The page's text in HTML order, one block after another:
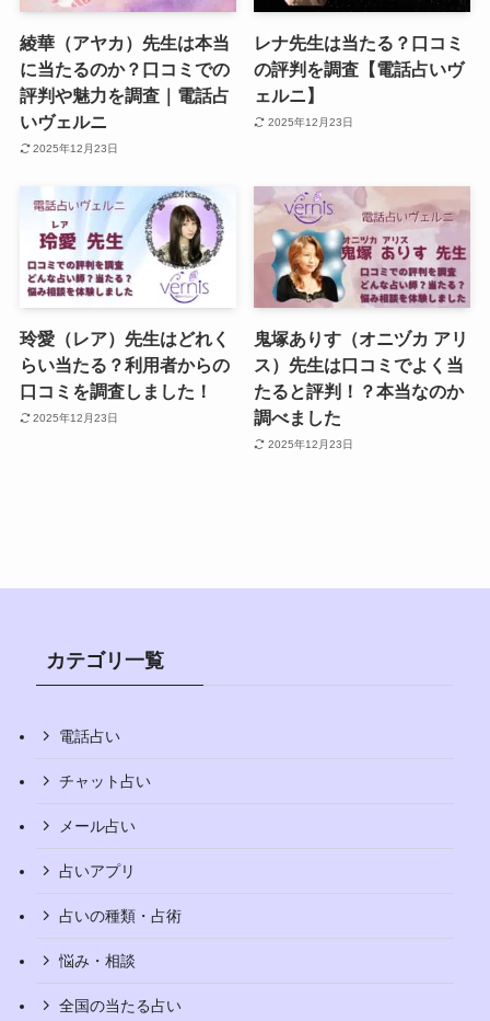
綾華（アヤカ）先生は本当
に当たるのか？口コミでの
評判や魅力を調査｜電話占
いヴェルニ
2025年12月23日
レナ先生は当たる？口コミ
の評判を調査【電話占いヴ
ェルニ】
2025年12月23日
玲愛（レア）先生はどれく
らい当たる？利用者からの
口コミを調査しました！
2025年12月23日
鬼塚ありす（オニヅカ アリ
ス）先生は口コミでよく当
たると評判！？本当なのか
調べました
2025年12月23日
カテゴリ一覧
電話占い
チャット占い
メール占い
占いアプリ
占いの種類・占術
悩み・相談
全国の当たる占い